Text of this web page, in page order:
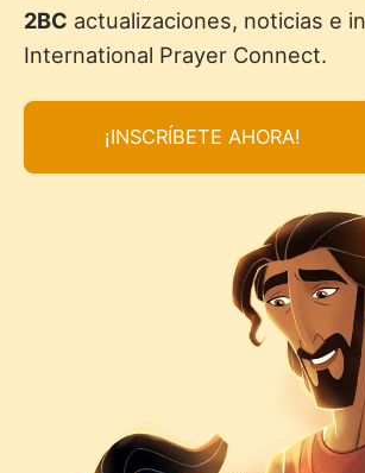
2BC actualizaciones, noticias e
International Prayer Connect.
¡INSCRÍBETE AHORA!